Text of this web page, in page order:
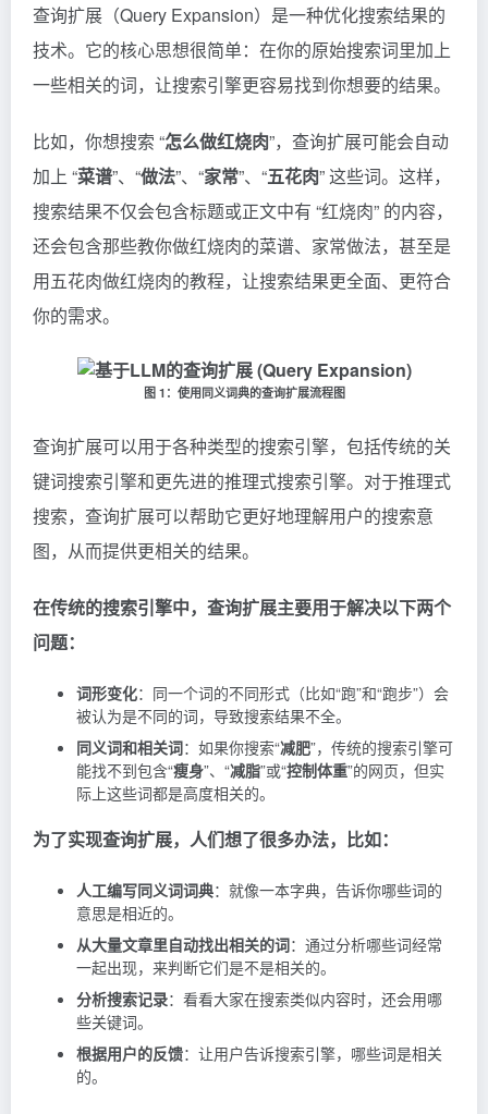
查询扩展（Query Expansion）是一种优化搜索结果的
技术。它的核心思想很简单：在你的原始搜索词里加上
一些相关的词，让搜索引擎更容易找到你想要的结果。
比如，你想搜索 “怎么做红烧肉”，查询扩展可能会自动
加上 “菜谱”、“做法”、“家常”、“五花肉” 这些词。这样，
搜索结果不仅会包含标题或正文中有 “红烧肉” 的内容，
还会包含那些教你做红烧肉的菜谱、家常做法，甚至是
用五花肉做红烧肉的教程，让搜索结果更全面、更符合
你的需求。
图 1：使用同义词典的查询扩展流程图
查询扩展可以用于各种类型的搜索引擎，包括传统的关
键词搜索引擎和更先进的推理式搜索引擎。对于推理式
搜索，查询扩展可以帮助它更好地理解用户的搜索意
图，从而提供更相关的结果。
在传统的搜索引擎中，查询扩展主要用于解决以下两个
问题：
词形变化：同一个词的不同形式（比如“跑”和“跑步”）会
被认为是不同的词，导致搜索结果不全。
同义词和相关词：如果你搜索“减肥”，传统的搜索引擎可
能找不到包含“瘦身”、“减脂”或“控制体重”的网页，但实
际上这些词都是高度相关的。
为了实现查询扩展，人们想了很多办法，比如：
人工编写同义词词典：就像一本字典，告诉你哪些词的
意思是相近的。
从大量文章里自动找出相关的词：通过分析哪些词经常
一起出现，来判断它们是不是相关的。
分析搜索记录：看看大家在搜索类似内容时，还会用哪
些关键词。
根据用户的反馈：让用户告诉搜索引擎，哪些词是相关
的。